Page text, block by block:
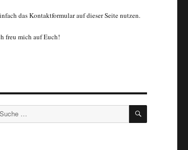
das Kontaktformular auf dieser Seite nutzen.
freu mich auf Euch!
Suche
SUCHEN